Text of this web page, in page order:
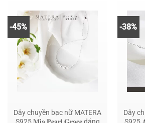
-45%
Dây chuyền bạc nữ MATERA
S925 𝐌𝐢𝐚 𝐏𝐞𝐚𝐫𝐥 𝐆𝐫𝐚𝐜𝐞 dáng
-38%
Dây
S925